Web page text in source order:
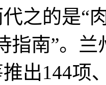
之的是“
指南”。
出144项